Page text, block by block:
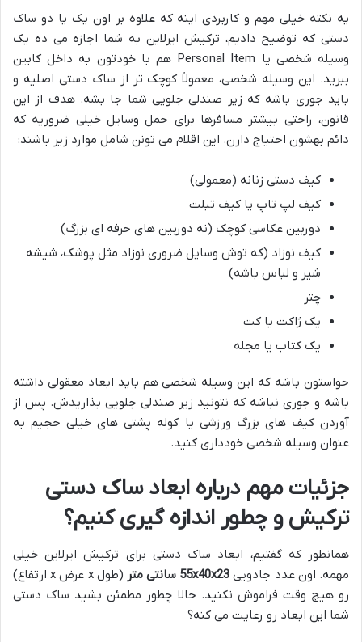
یه نکته خیلی مهم و کاربردی اینه که علاوه بر اون یک یا دو ساک
دستی که توضیح دادیم، ترکیش ایرلاین به شما اجازه می ده یک
وسیله شخصی یا Personal Item هم با خودتون به داخل کابین
ببرید. این وسیله شخصی، معمولاً کوچک تر از ساک دستی اصلیه و
باید جوری باشه که زیر صندلی جلویی شما جا بشه. هدف از این
قانون، راحتی بیشتر مسافرها برای حمل وسایل خیلی ضروریه که
دائم بهشون احتیاج دارن. این اقلام می تونن شامل موارد زیر باشند:
کیف دستی زنانه (معمولی)
کیف لپ تاپ یا کیف تبلت
دوربین عکاسی کوچک (نه دوربین های حرفه ای بزرگ)
کیف نوزاد (که توش وسایل ضروری نوزاد مثل پوشک، شیشه
شیر و لباس باشه)
چتر
یک ژاکت یا کت
یک کتاب یا مجله
حواستون باشه که این وسیله شخصی هم باید ابعاد معقولی داشته
باشه و جوری نباشه که نتونید زیر صندلی جلویی بذاریدش. پس از
آوردن کیف های بزرگ ورزشی یا کوله پشتی های خیلی حجیم به
عنوان وسیله شخصی خودداری کنید.
جزئیات مهم درباره ابعاد ساک دستی
ترکیش و چطور اندازه گیری کنیم؟
همانطور که گفتیم، ابعاد ساک دستی برای ترکیش ایرلاین خیلی
مهمه. اون عدد جادویی 55x40x23 سانتی متر
(طول x عرض x ارتفاع)
رو هیچ وقت فراموش نکنید. حالا چطور مطمئن بشید ساک دستی
شما این ابعاد رو رعایت می کنه؟